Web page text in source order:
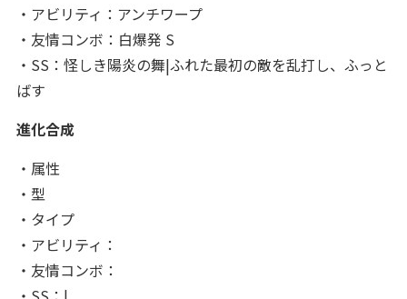
・アビリティ：アンチワープ
・友情コンボ：白爆発 S
・SS：怪しき陽炎の舞|ふれた最初の敵を乱打し、ふっと
ばす
進化合成
・属性
・型
・タイプ
・アビリティ：
・友情コンボ：